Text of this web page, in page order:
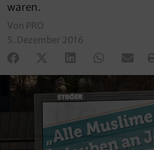
waren.
Von PRO
5. Dezember 2016